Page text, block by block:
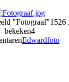
"Fotograaf"1526
bekeken4
Edwardfoto